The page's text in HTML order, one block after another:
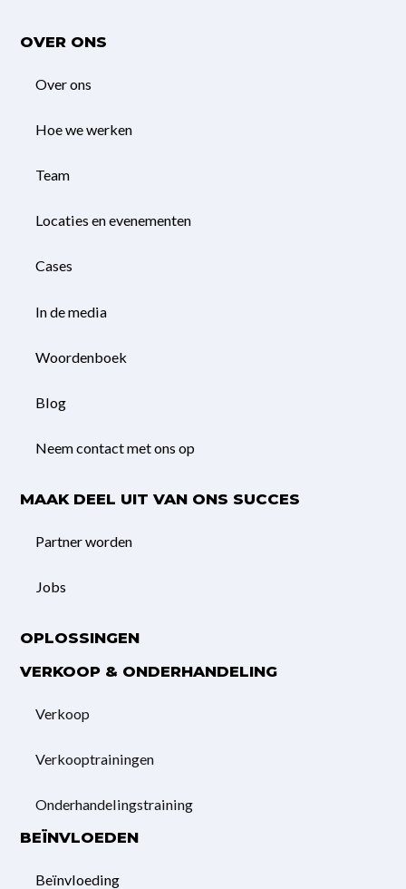
OVER ONS
Over ons
Hoe we werken
Team
Locaties en evenementen
Cases
In de media
Woordenboek
Blog
Neem contact met ons op
MAAK DEEL UIT VAN ONS SUCCES
Partner worden
Jobs
OPLOSSINGEN
VERKOOP & ONDERHANDELING
Verkoop
Verkooptrainingen
Onderhandelings­training
BEÏNVLOEDEN
Beïnvloeding